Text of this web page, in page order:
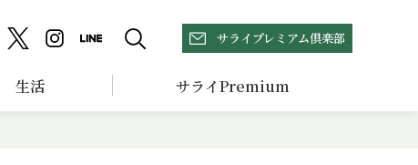
サライプレミアム倶楽部
生活 サライPremium